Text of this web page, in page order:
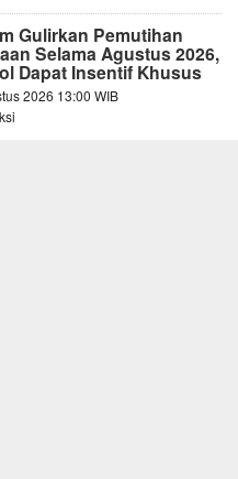
Gulirkan Pemutihan
Selama Agustus 2026,
Dapat Insentif Khusus
2026 13:00 WIB